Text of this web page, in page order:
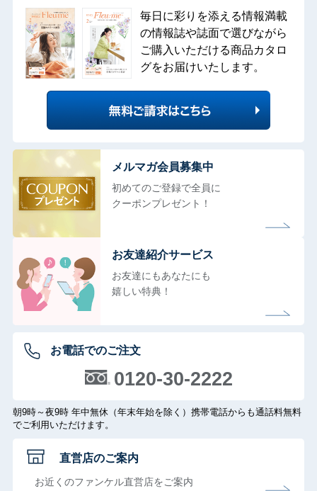
毎日に彩りを添える情報満載
の情報誌や誌面で選びながら
ご購入いただける商品カタロ
グをお届けいたします。
メルマガ会員募集中
初めてのご登録で全員に
クーポンプレゼント！
お友達紹介サービス
お友達にもあなたにも
嬉しい特典！
お電話でのご注文
0120-30-2222
朝9時～夜9時 年中無休（年末年始を除く）携帯電話からも通話料無料
でご利用いただけます。
直営店のご案内
お近くのファンケル直営店をご案内